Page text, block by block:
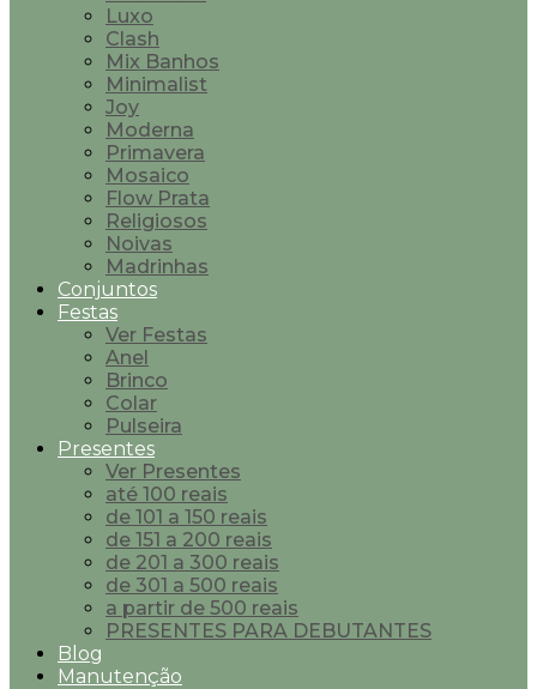
Luxo
Clash
Mix Banhos
Minimalist
Joy
Moderna
Primavera
Mosaico
Flow Prata
Religiosos
Noivas
Madrinhas
Conjuntos
Festas
Ver Festas
Anel
Brinco
Colar
Pulseira
Presentes
Ver Presentes
até 100 reais
de 101 a 150 reais
de 151 a 200 reais
de 201 a 300 reais
de 301 a 500 reais
a partir de 500 reais
PRESENTES PARA DEBUTANTES
Blog
Manutenção